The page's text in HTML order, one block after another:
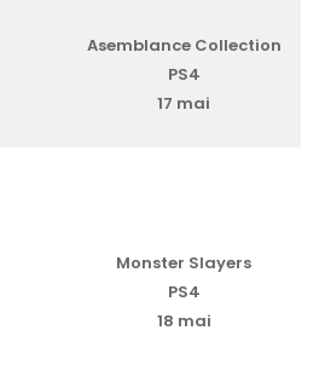
Asemblance Collection
PS4
17 mai
Monster Slayers
PS4
18 mai